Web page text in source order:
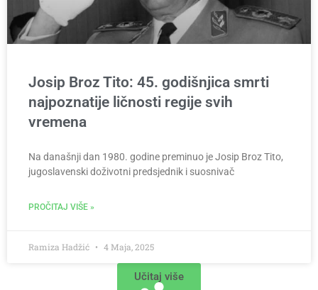
Josip Broz Tito: 45. godišnjica smrti
najpoznatije ličnosti regije svih
vremena
Na današnji dan 1980. godine preminuo je Josip Broz Tito,
jugoslavenski doživotni predsjednik i suosnivač
PROČITAJ VIŠE »
Ramiza Hadžić 4 Maja, 2025
Učitaj više